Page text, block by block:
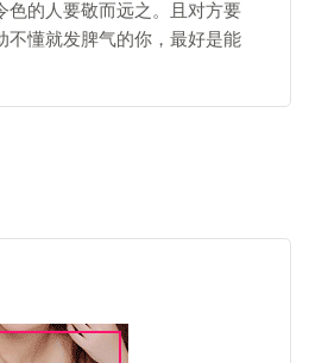
色的人要敬而远之。且对方要
不懂就发脾气的你，最好是能